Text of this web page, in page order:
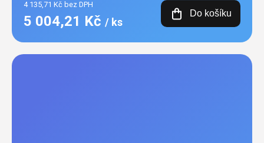
4 135,71 Kč bez DPH
5 004,21 Kč / ks
Do košíku